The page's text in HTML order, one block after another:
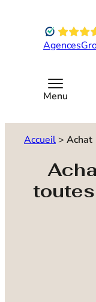
Agences
Menu
Accueil > Achat